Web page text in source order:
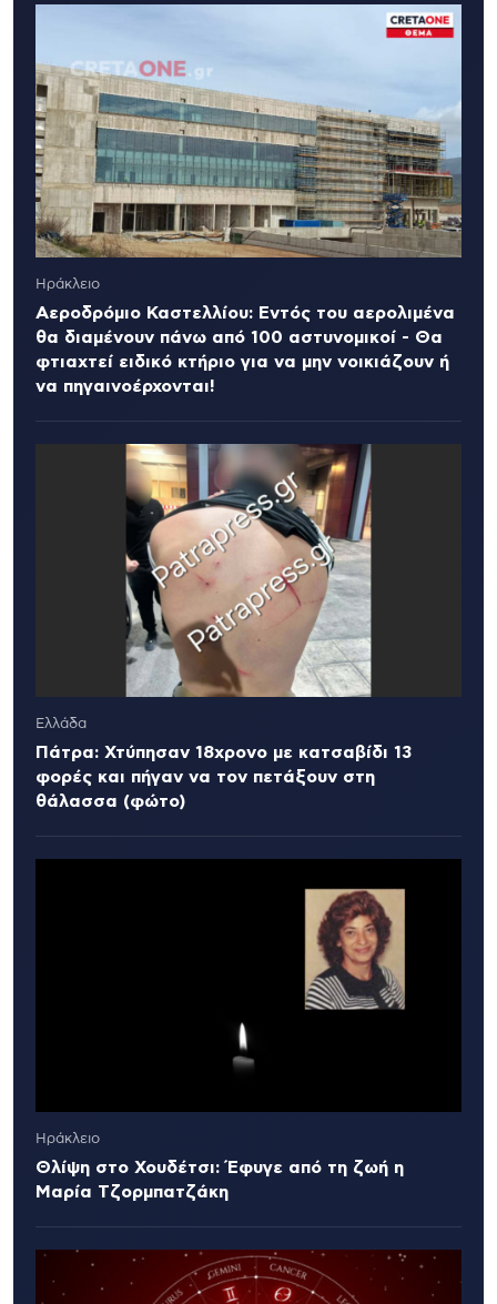
Ηράκλειο
Αεροδρόμιο Καστελλίου: Εντός του αερολιμένα
θα διαμένουν πάνω από 100 αστυνομικοί - Θα
φτιαχτεί ειδικό κτήριο για να μην νοικιάζουν ή
να πηγαινοέρχονται!
Ελλάδα
Πάτρα: Χτύπησαν 18χρονο με κατσαβίδι 13
φορές και πήγαν να τον πετάξουν στη
θάλασσα (φώτο)
Ηράκλειο
Θλίψη στο Χουδέτσι: Έφυγε από τη ζωή η
Μαρία Τζορμπατζάκη